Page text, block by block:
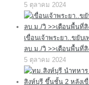
5 ตุลาคม 2024
เขื่อนเจ้าพระยา..ขยับ
ลบ.ม./วิ >>เตือนพื้นที่
5 ตุลาคม 2024